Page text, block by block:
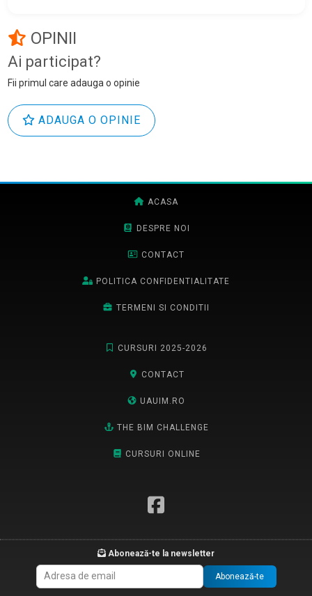
OPINII
Ai participat?
Fii primul care adauga o opinie
ADAUGA O OPINIE
ACASA
DESPRE NOI
CONTACT
POLITICA CONFIDENTIALITATE
TERMENI SI CONDITII
CURSURI 2025-2026
CONTACT
UAUIM.RO
THE BIM CHALLENGE
CURSURI ONLINE
Abonează-te la newsletter
Abonează-te